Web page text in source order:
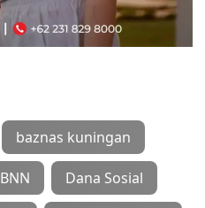
baznas kuningan
BNN Dana Sosial